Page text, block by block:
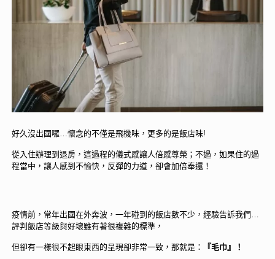
好久沒出國囉…懷念的不僅是飛機味，更多的是飯店味!
從入住辦理到退房，這過程的儀式感讓人倍感尊榮；不過，如果住的過
程當中，讓人感到不愉快，反彈的力道，卻會加倍奉還！
疫情前，常年出國在外奔波，一年碰到的飯店數不少，經驗告訴我們…
評判飯店等級與好壞雖有著很複雜的標準，
但卻有一樣很不起眼東西的呈現卻非常一致，那就是： 『毛巾』！